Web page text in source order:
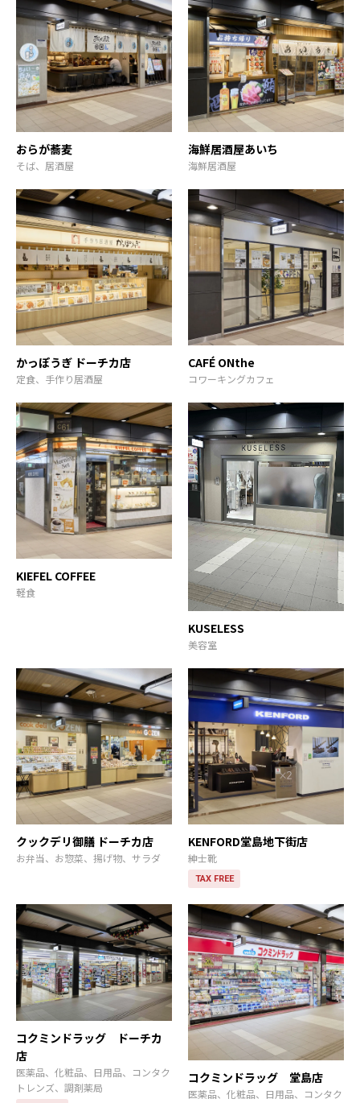
おらが蕎麦
そば、居酒屋
海鮮居酒屋あいち
海鮮居酒屋
かっぽうぎ ドーチカ店
定食、手作り居酒屋
CAFÉ ONthe
コワーキングカフェ
KIEFEL COFFEE
軽食
KUSELESS
美容室
クックデリ御膳 ドーチカ店
お弁当、お惣菜、揚げ物、サラダ
KENFORD堂島地下街店
紳士靴
TAX FREE
コクミンドラッグ ドーチカ
店
医薬品、化粧品、日用品、コンタク
トレンズ、調剤薬局
コクミンドラッグ 堂島店
医薬品、化粧品、日用品、コンタク